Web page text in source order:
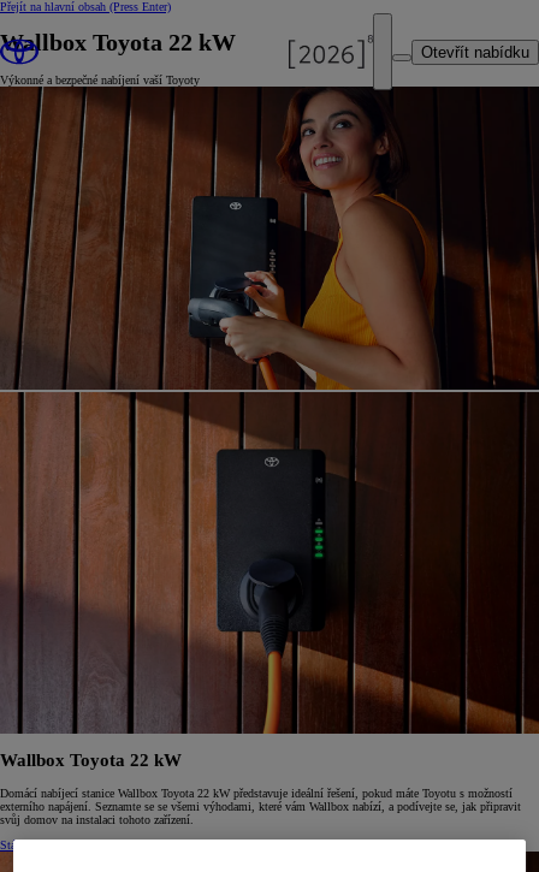
Přejít na hlavní obsah (Press Enter)
Otevřít nabídku
Wallbox Toyota 22 kW
Výkonné a bezpečné nabíjení vaší Toyoty
Wallbox Toyota 22 kW
Domácí nabíjecí stanice Wallbox Toyota 22 kW představuje ideální řešení, pokud máte Toyotu s možností
externího napájení. Seznamte se se všemi výhodami, které vám Wallbox nabízí, a podívejte se, jak připravit
svůj domov na instalaci tohoto zařízení.
Stáhnout leták